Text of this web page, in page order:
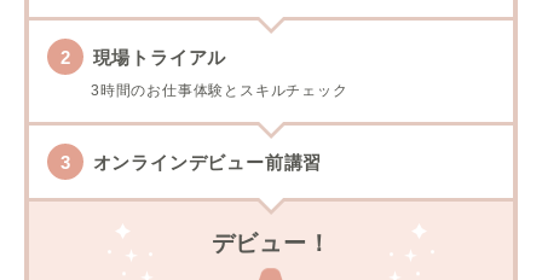
現場トライアル
3時間のお仕事体験とスキルチェック
オンラインデビュー前講習
デビュー！